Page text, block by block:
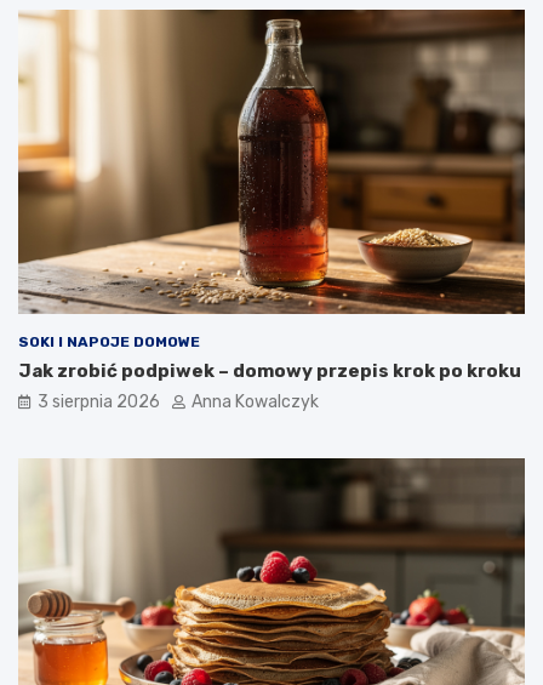
SOKI I NAPOJE DOMOWE
Jak zrobić podpiwek – domowy przepis krok po kroku
3 sierpnia 2026 Anna Kowalczyk